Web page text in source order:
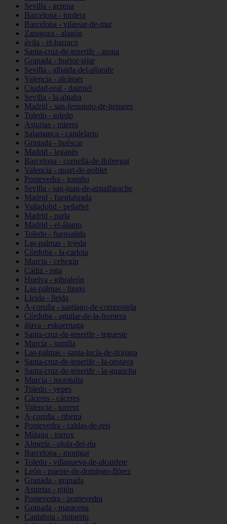
Sevilla - gerena
Barcelona - tordera
Barcelona - vilassar-de-mar
Zaragoza - alagón
ávila - el-barraco
Santa-cruz-de-tenerife - arona
Granada - huétor-tájar
Sevilla - albaida-del-aljarafe
Valencia - alcàsser
Ciudad-real - daimiel
Sevilla - la-algaba
Madrid - san-fernando-de-henares
Toledo - toledo
Asturias - mieres
Salamanca - candelario
Granada - huéscar
Madrid - leganés
Barcelona - cornellà-de-llobregat
Valencia - quart-de-poblet
Pontevedra - tomiño
Sevilla - san-juan-de-aznalfarache
Madrid - fuenlabrada
Valladolid - peñafiel
Madrid - parla
Madrid - el-álamo
Toledo - fuensalida
Las-palmas - tejeda
Córdoba - la-carlota
Murcia - cehegín
Cádiz - rota
Huelva - gibraleón
Las-palmas - tinajo
Lleida - lleida
A-coruña - santiago-de-compostela
Córdoba - aguilar-de-la-frontera
álava - eskuernaga
Santa-cruz-de-tenerife - tegueste
Murcia - jumilla
Las-palmas - santa-lucía-de-tirajana
Santa-cruz-de-tenerife - la-orotava
Santa-cruz-de-tenerife - la-guancha
Murcia - moratalla
Toledo - yepes
Cáceres - cáceres
Valencia - torrent
A-coruña - ribeira
Pontevedra - caldas-de-reis
Málaga - torrox
Almería - olula-del-río
Barcelona - montgat
Toledo - villanueva-de-alcardete
León - puente-de-domingo-flórez
Granada - granada
Asturias - gijón
Pontevedra - pontevedra
Granada - maracena
Cantabria - riotuerto